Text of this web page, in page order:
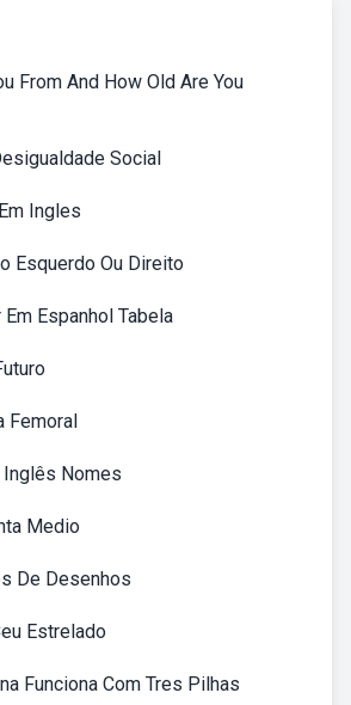
From And How Old Are You
Social
Ingles
Esquerdo Ou Direito
Espanhol Tabela
Femoral
Nomes
Medio
De Desenhos
Estrelado
Funciona Com Tres Pilhas